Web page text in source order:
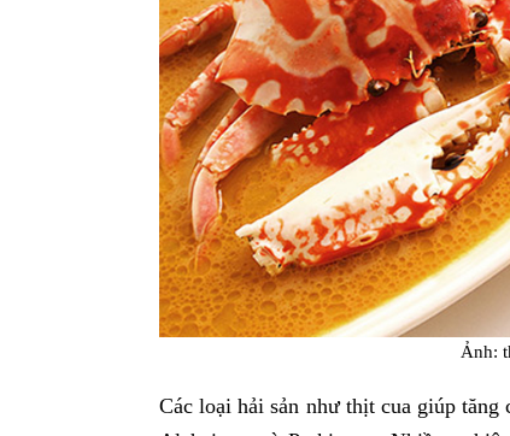
Ảnh:
Các loại hải sản như thịt cua giúp